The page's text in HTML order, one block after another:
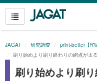
JAGAT 研究調査
print-better【印
刷り始めより刷り終わりの網点が太
刷り始めより刷